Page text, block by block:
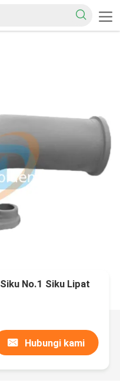
No.1 Siku Lipat
Hubungi kami